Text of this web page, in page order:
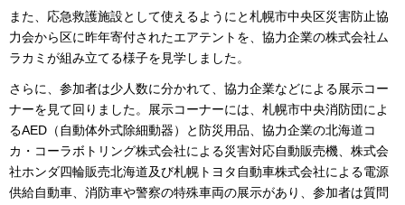
また、応急救護施設として使えるようにと札幌市中央区災害防止協
力会から区に昨年寄付されたエアテントを、協力企業の株式会社ム
ラカミが組み立てる様子を見学しました。
さらに、参加者は少人数に分かれて、協力企業などによる展示コー
ナーを見て回りました。展示コーナーには、札幌市中央消防団によ
るAED（自動体外式除細動器）と防災用品、協力企業の北海道コ
カ・コーラボトリング株式会社による災害対応自動販売機、株式会
社ホンダ四輪販売北海道及び札幌トヨタ自動車株式会社による電源
供給自動車、消防車や警察の特殊車両の展示があり、参加者は質問